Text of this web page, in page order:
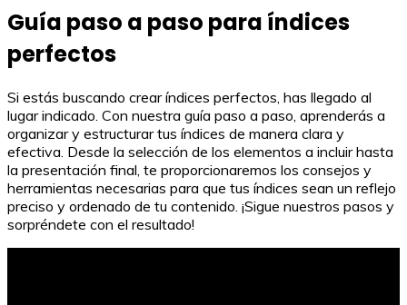
Guía paso a paso para índices
perfectos
Si estás buscando crear índices perfectos, has llegado al
lugar indicado. Con nuestra guía paso a paso, aprenderás a
organizar y estructurar tus índices de manera clara y
efectiva. Desde la selección de los elementos a incluir hasta
la presentación final, te proporcionaremos los consejos y
herramientas necesarias para que tus índices sean un reflejo
preciso y ordenado de tu contenido. ¡Sigue nuestros pasos y
sorpréndete con el resultado!